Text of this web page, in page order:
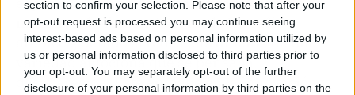
section to confirm your selection. Please note that after your
opt-out request is processed you may continue seeing
interest-based ads based on personal information utilized by
us or personal information disclosed to third parties prior to
your opt-out. You may separately opt-out of the further
disclosure of your personal information by third parties on the
muestras de Yemen, la cuna de los cafés
arábicos, debido al redescubrimiento de una
variedad autóctona que se pensaba
desaparecida. Este enfoque en la innovación y